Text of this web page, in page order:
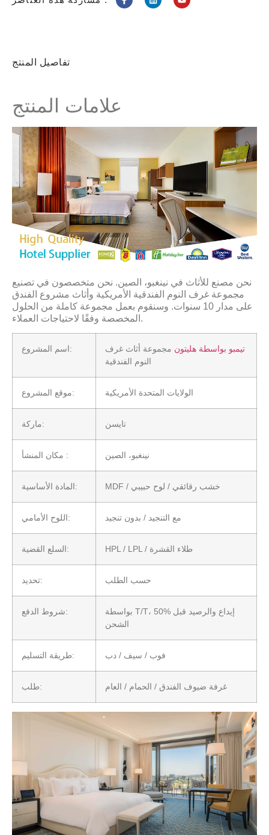
تفاصيل المنتج
علامات المنتج
نحن مصنع للأثاث في نينغبو، الصين. نحن متخصصون في تصنيع
مجموعة غرف النوم الفندقية الأمريكية وأثاث مشروع الفندق
على مدار 10 سنوات. وسنقوم بعمل مجموعة كاملة من الحلول
المخصصة وفقًا لاحتياجات العملاء.
اسم المشروع: تيمبو بواسطة هليتون مجموعة أثاث غرف
النوم الفندقية
موقع المشروع: الولايات المتحدة الأمريكية
ماركة: تايسن
مكان المنشأ : نينغبو، الصين
المادة الأساسية: MDF / خشب رقائقي / لوح حبيبي
اللوح الأمامي: مع التنجيد / بدون تنجيد
السلع القضية: HPL / LPL / طلاء القشرة
تحديد: حسب الطلب
شروط الدفع:
بواسطة T/T، 50% إيداع والرصيد قبل
الشحن
طريقة التسليم: فوب / سيف / دب
طلب: غرفة ضيوف الفندق / الحمام / العام